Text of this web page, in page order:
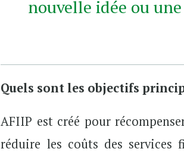
nouvelle idée ou
Quels sont les objectifs
AFIIP est créé pour
réduire les coûts des services